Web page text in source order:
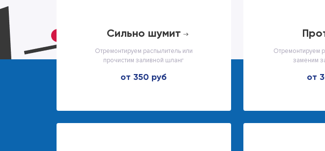
cильно шумит
Отремонтируем распылитель или
прочистим заливной шланг
от 350 руб
Отремонтируем
заменим
от